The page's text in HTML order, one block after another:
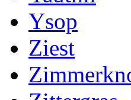
Ysop
Ziest